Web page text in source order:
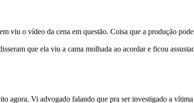
viu o vídeo da cena em questão. Coisa que a produção
que ela viu a cama molhada ao acordar e ficou
agora. Vi advogado falando que pra ser investigado a